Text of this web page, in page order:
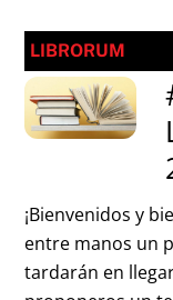
LIBRORUM
¡Bienvenidos y
entre manos un
tardarán en